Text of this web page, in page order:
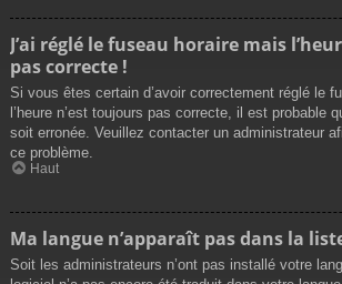
J’ai réglé le fuseau horaire mais
pas correcte !
Si vous êtes certain d’avoir correctement réglé le
l’heure n’est toujours pas correcte, il est probable
soit erronée. Veuillez contacter un administrateur
ce problème.
Haut
Ma langue n’apparaît pas dans la
Soit les administrateurs n’ont pas installé votre